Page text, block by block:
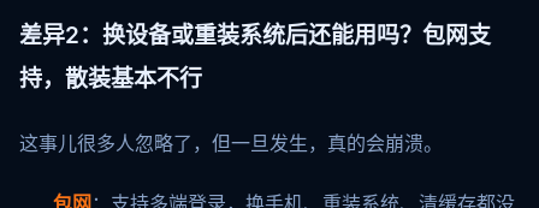
差异2：换设备或重装系统后还能用吗？包网支
持，散装基本不行
这事儿很多人忽略了，但一旦发生，真的会崩溃。